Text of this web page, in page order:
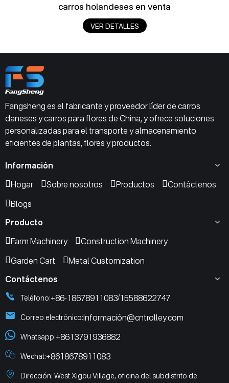
carros holandeses en venta
VER DETALLES
Fangsheng es el fabricante y proveedor líder de carros
daneses y carros para flores de China, y ofrece soluciones
personalizadas para el transporte y almacenamiento
eficientes de plantas, flores y productos.
Información
Hogar
Sobre nosotros Productos
Contáctenos
Blogs
Producto
Farm Machinery
Construction Machinery
Garden Cart
Metal Customization
Contáctenos
Teléfono:+86-18678911083/15588622747
Correo electrónico:Información@cntrolley.com
Whatsapp:+8613791936882
Wechat:+8618678911083
Dirección: West Xigou Village, oficina del subdistrito de